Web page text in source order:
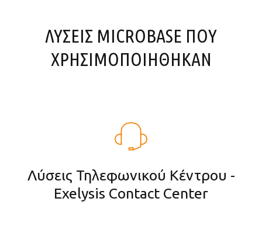
ΛΥΣΕΙΣ MICROBASE ΠΟΥ
ΧΡΗΣΙΜΟΠΟΙΗΘΗΚΑΝ
Λύσεις Τηλεφωνικού Κέντρου -
Exelysis Contact Center